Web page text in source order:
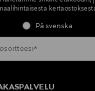
På svenska